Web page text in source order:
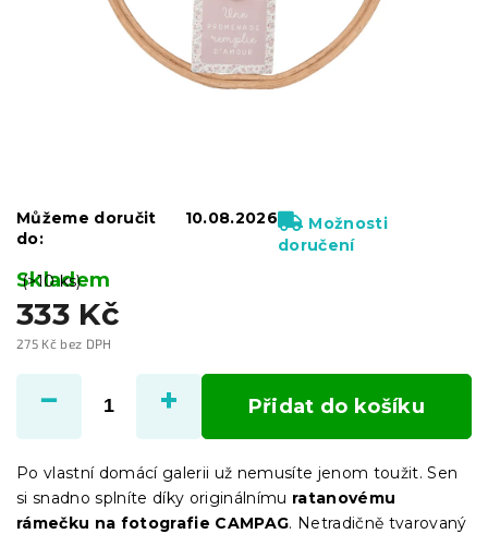
333 Kč
275 Kč bez DPH
cena:
Skladem
(>10 ks)
Můžeme doručit
do:
10.08.2026
Možnosti
doručení
Přidat do košíku
Po vlastní domácí galerii už nemusíte jenom toužit. Sen
si snadno splníte díky originálnímu ratanovému
rámečku na fotografie CAMPAG. Netradičně tvarovaný